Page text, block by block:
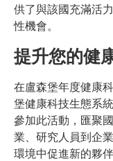
供了與該國充滿活
性機會。
提升您的健
在盧森堡年度健康
堡健康科技生態系
參加此活動，匯聚
業、研究人員到企
環境中促進新的夥